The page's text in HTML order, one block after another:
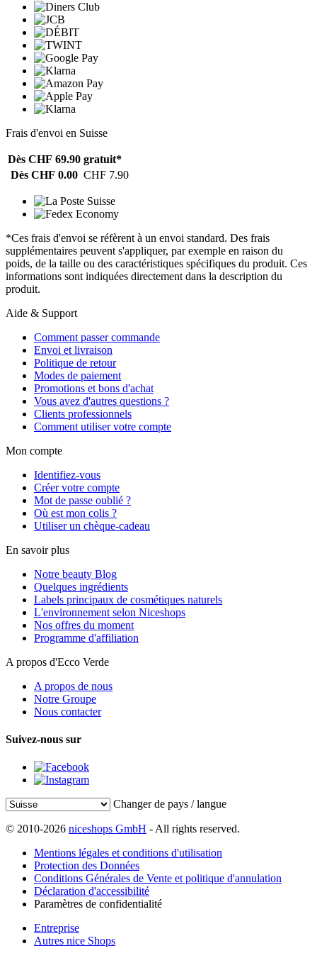
Frais d'envoi en Suisse
Dès CHF 69.90 gratuit*
Dès CHF 0.00 CHF 7.90
*Ces frais d'envoi se réfèrent à un envoi standard. Des frais
supplémentaires peuvent s'appliquer, par exemple en raison du
poids, de la taille ou des caractéristiques spécifiques du produit. Ces
informations sont indiquées directement dans la description du
produit.
Aide & Support
Comment passer commande
Envoi et livraison
Politique de retour
Modes de paiement
Promotions et bons d'achat
Vous avez d'autres questions ?
Clients professionnels
Comment utiliser votre compte
Mon compte
Identifiez-vous
Créer votre compte
Mot de passe oublié ?
Où est mon colis ?
Utiliser un chèque-cadeau
En savoir plus
Notre beauty Blog
Quelques ingrédients
Labels principaux de cosmétiques naturels
L'environnement selon Niceshops
Nos offres du moment
Programme d'affiliation
A propos d'Ecco Verde
A propos de nous
Notre Groupe
Nous contacter
Suivez-nous sur
Changer de pays / langue
© 2010-2026 niceshops GmbH - All rights reserved.
Mentions légales et conditions d'utilisation
Protection des Données
Conditions Générales de Vente et politique d'annulation
Déclaration d'accessibilité
Paramètres de confidentialité
Entreprise
Autres nice Shops